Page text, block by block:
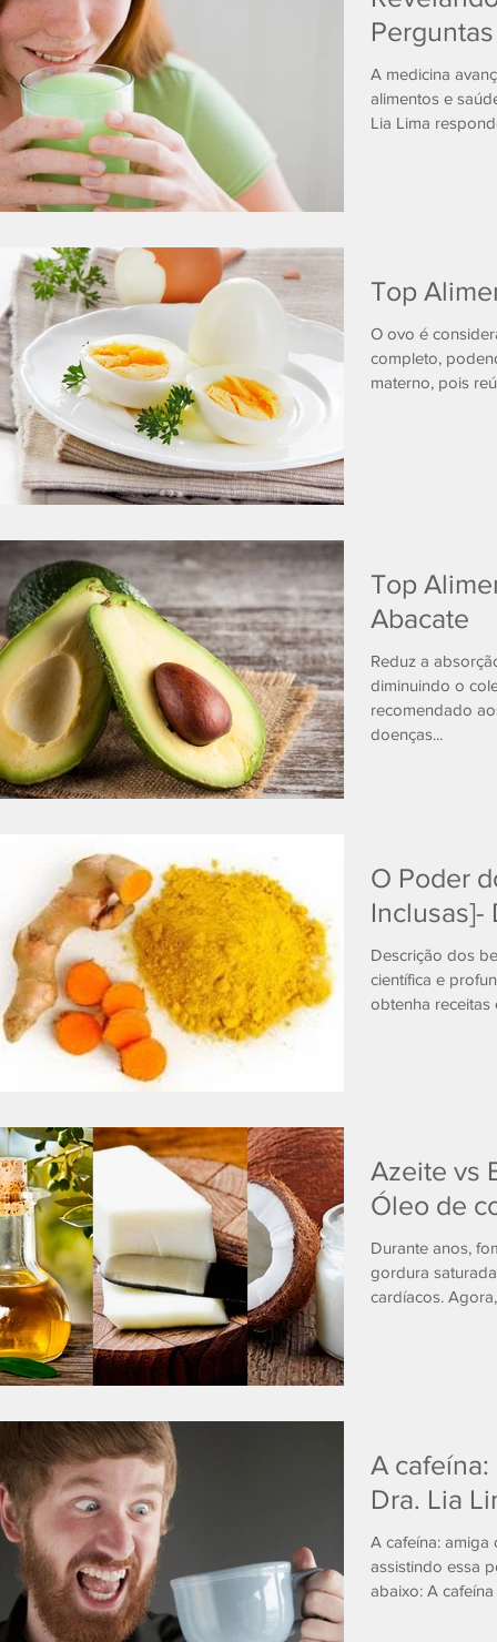
A medicina
alimentos e
Lia Lima
Top
O ovo é
completo,
materno, pois
Top
Abacate
Reduz a
diminuindo o
recomendado
doenças...
O Poder
Inclusas]-
Descrição dos
científica e
obtenha receitas
Azeite vs
Óleo de
Durante anos,
gordura
cardíacos.
A
Dra. Lia
A cafeína: amiga
assistindo essa
abaixo: A